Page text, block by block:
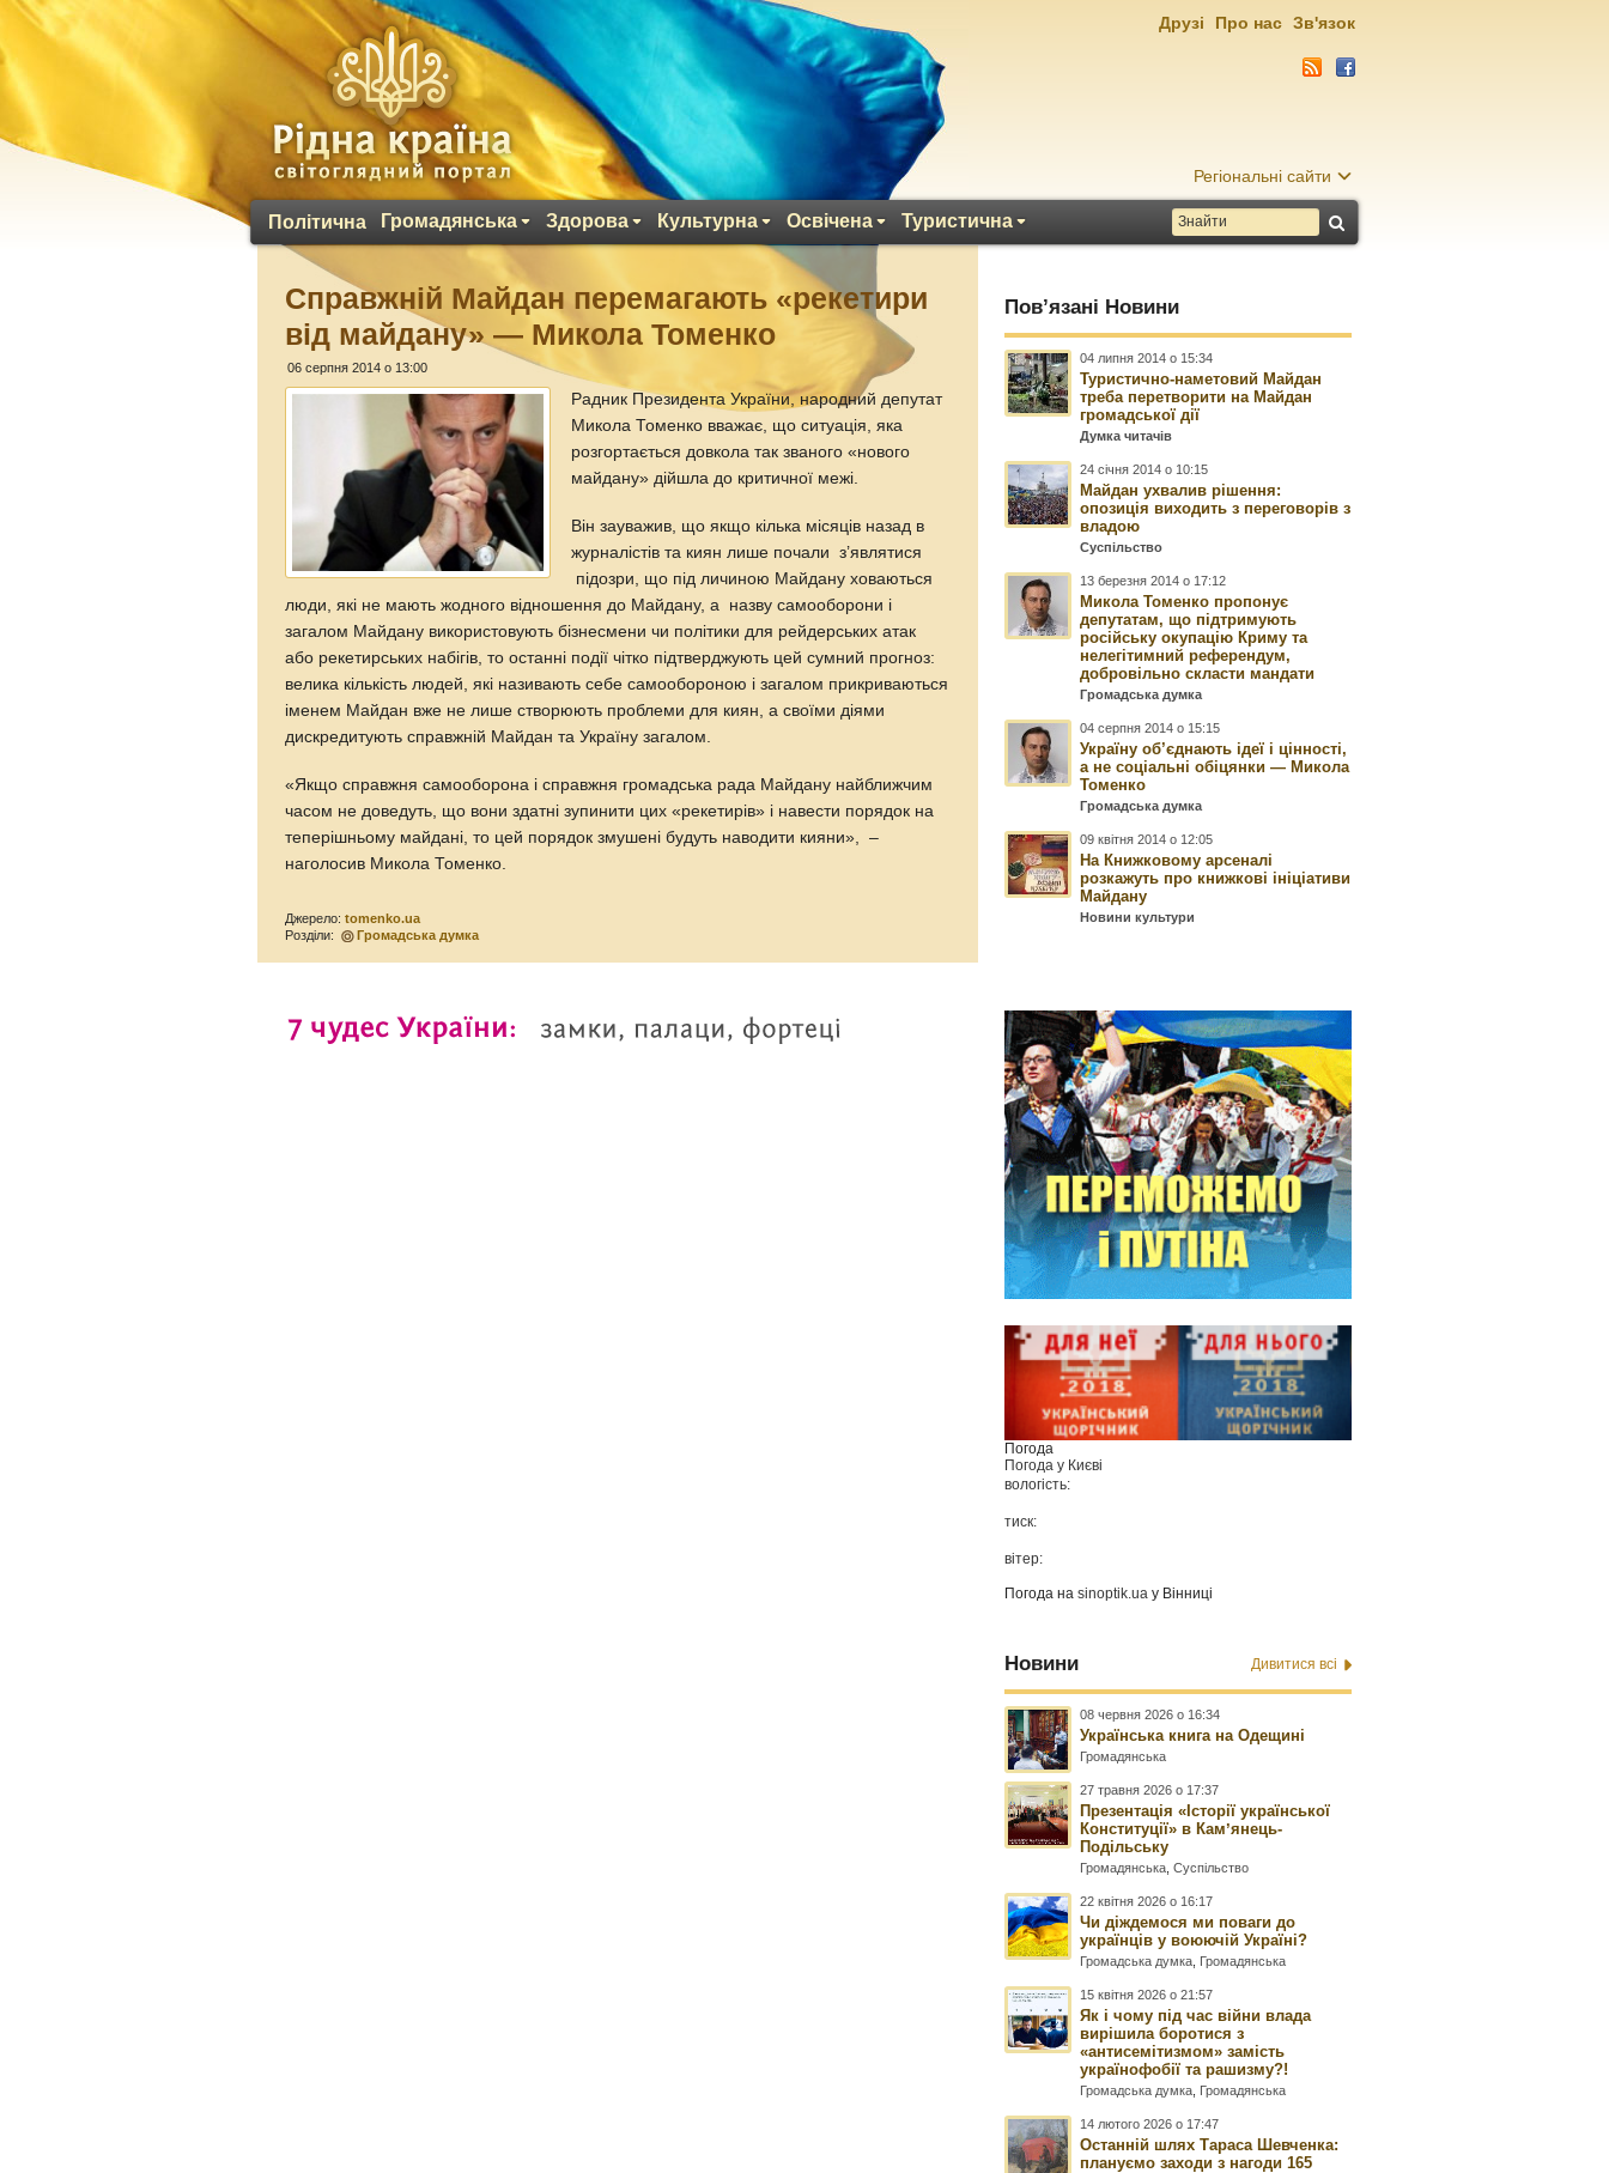
Регіональні сайти
Політична Громадянська Здорова Культурна Освічена Туристична
Друзі Про нас Зв'язок
Справжній Майдан перемагають «рекетири
від майдану» — Микола Томенко
06 серпня 2014 о 13:00
Радник Президента України, народний депутат
Микола Томенко вважає, що ситуація, яка
розгортається довкола так званого «нового
майдану» дійшла до критичної межі.
Він зауважив, що якщо кілька місяців назад в
журналістів та киян лише почали з’являтися
підозри, що під личиною Майдану ховаються
люди, які не мають жодного відношення до Майдану, а назву самооборони і
загалом Майдану використовують бізнесмени чи політики для рейдерських атак
або рекетирських набігів, то останні події чітко підтверджують цей сумний прогноз:
велика кількість людей, які називають себе самообороною і загалом прикриваються
іменем Майдан вже не лише створюють проблеми для киян, а своїми діями
дискредитують справжній Майдан та Україну загалом.
«Якщо справжня самооборона і справжня громадська рада Майдану найближчим
часом не доведуть, що вони здатні зупинити цих «рекетирів» і навести порядок на
теперішньому майдані, то цей порядок змушені будуть наводити кияни», –
наголосив Микола Томенко.
Джерело:tomenko.ua
Розділи:
Громадська думка
Пов’язані Новини
04 липня 2014 о 15:34
Туристично-наметовий Майдан
треба перетворити на Майдан
громадської дії
Думка читачів
24 січня 2014 о 10:15
Майдан ухвалив рішення:
опозиція виходить з переговорів з
владою
Суспільство
13 березня 2014 о 17:12
Микола Томенко пропонує
депутатам, що підтримують
російську окупацію Криму та
нелегітимний референдум,
добровільно скласти мандати
Громадська думка
04 серпня 2014 о 15:15
Україну об’єднають ідеї і цінності,
а не соціальні обіцянки — Микола
Томенко
Громадська думка
09 квітня 2014 о 12:05
На Книжковому арсеналі
розкажуть про книжкові ініціативи
Майдану
Новини культури
Погода
Погода у Києві
вологість:
тиск:
вітер:
Погода наsinoptik.ua у Вінниці
Новини Дивитися всі
08 червня 2026 о 16:34
Українська книга на Одещині
Громадянська
27 травня 2026 о 17:37
Презентація «Історії української
Конституції» в Камʼянець-
Подільську
Громадянська ,Суспільство
22 квітня 2026 о 16:17
Чи діждемося ми поваги до
українців у воюючій Україні?
Громадська думка Громадянська
15 квітня 2026 о 21:57
Як і чому під час війни влада
вирішила боротися з
«антисемітизмом» замість
українофобії та рашизму?!
Громадська думка Громадянська
14 лютого 2026 о 17:47
Останній шлях Тараса Шевченка:
плануємо заходи з нагоди 165